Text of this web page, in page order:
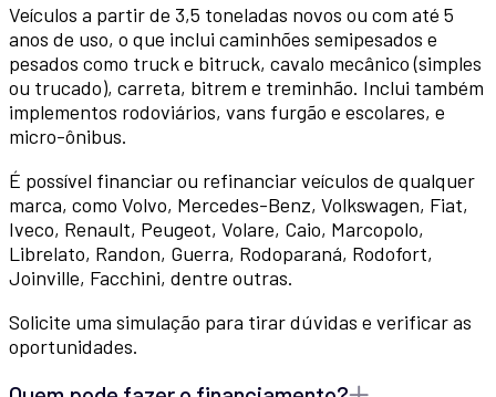
Veículos a partir de 3,5 toneladas novos ou com até 5
anos de uso, o que inclui caminhões semipesados e
pesados como truck e bitruck, cavalo mecânico (simples
ou trucado), carreta, bitrem e treminhão. Inclui também
implementos rodoviários, vans furgão e escolares, e
micro-ônibus.
É possível financiar ou refinanciar veículos de qualquer
marca, como Volvo, Mercedes-Benz, Volkswagen, Fiat,
Iveco, Renault, Peugeot, Volare, Caio, Marcopolo,
Librelato, Randon, Guerra, Rodoparaná, Rodofort,
Joinville, Facchini, dentre outras.
Solicite uma simulação para tirar dúvidas e verificar as
oportunidades.